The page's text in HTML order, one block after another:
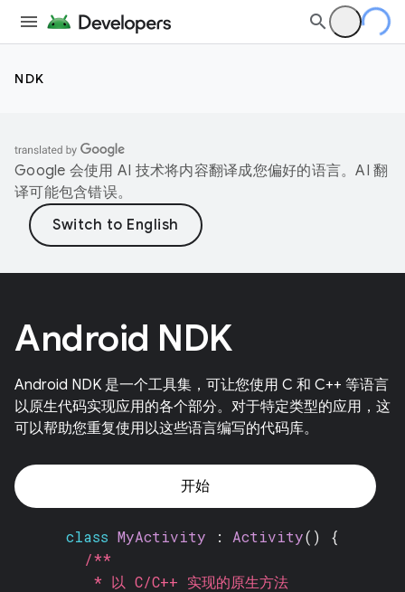
NDK
Google 会使用 AI 技术将内容翻译成您偏好的语言。AI 翻
译可能包含错误。
Android NDK
Android NDK 是一个工具集，可让您使用 C 和 C++ 等语言
以原生代码实现应用的各个部分。对于特定类型的应用，这
可以帮助您重复使用以这些语言编写的代码库。
开始
class MyActivity : Activity() {
/**
* 以 C/C++ 实现的原生方法